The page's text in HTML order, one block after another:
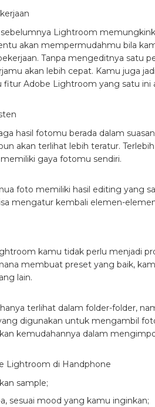
Lightroom
akan mempermudahmu bila
Tanpa mengeditnya satu
akan lebih cepat. Kamu juga
fitur Adobe Lightroom yang satu
hasil fotomu berada dalam
akan terlihat lebih teratur.
gaya fotomu sendiri.
foto memiliki hasil editing yang
mengatur kembali elemen-
kamu tidak perlu menjadi
membuat preset yang baik,
lain.
terlihat dalam folder-folder,
digunakan untuk mengambil
kemudahannya dalam
Lightroom di Handphone
sample;
sesuai mood yang kamu inginkan;